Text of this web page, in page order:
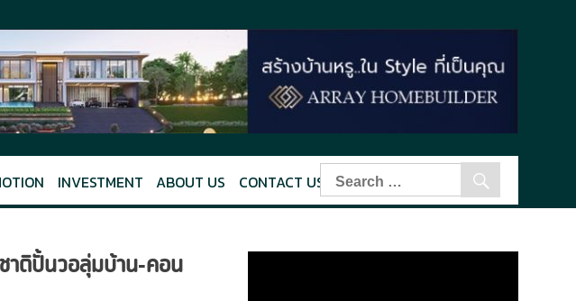
INVESTMENT ABOUT US CONTACT US
ชาติปั้นวอลุ่มบ้าน-คอน